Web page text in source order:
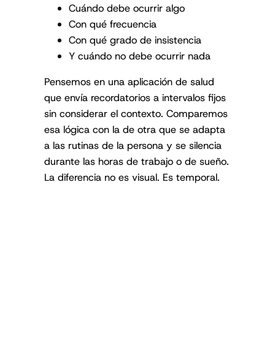
Cuándo debe ocurrir algo
Con qué frecuencia
Con qué grado de insistencia
Y cuándo no debe ocurrir nada
Pensemos en una aplicación de salud
que envía recordatorios a intervalos fijos
sin considerar el contexto. Comparemos
esa lógica con la de otra que se adapta
a las rutinas de la persona y se silencia
durante las horas de trabajo o de sueño.
La diferencia no es visual. Es temporal.